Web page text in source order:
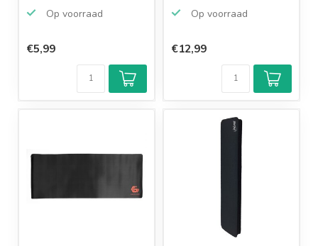
Op voorraad
€5,99
Op voorraad
€12,99